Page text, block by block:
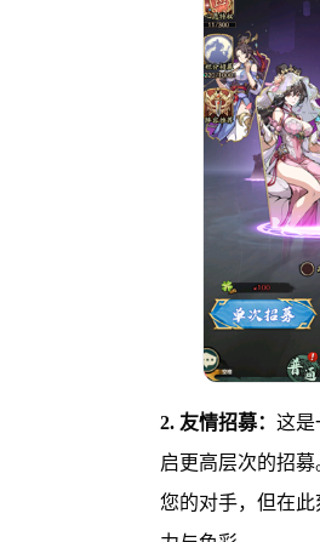
2. 友情招募： 这是
启更高层次的招
您的对手，但在